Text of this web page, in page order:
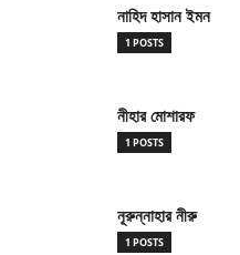
নাহিদ হাসান ইমন
1 POSTS
নীহার মোশারফ
1 POSTS
নূরুন্নাহার নীরু
1 POSTS